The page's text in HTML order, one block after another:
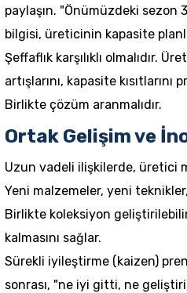
paylaşın. "Önümüzdeki
bilgisi, üreticinin kapasite
Şeffaflık karşılıklı olmalıdır.
artışlarını, kapasite kısıtlarını
Birlikte çözüm aranmalıdır.
Ortak Gelişim ve
Uzun vadeli ilişkilerde, üretici
Yeni malzemeler, yeni
Birlikte koleksiyon
kalmasını sağlar.
Sürekli iyileştirme (kaizen)
sonrası, "ne iyi gitti, ne